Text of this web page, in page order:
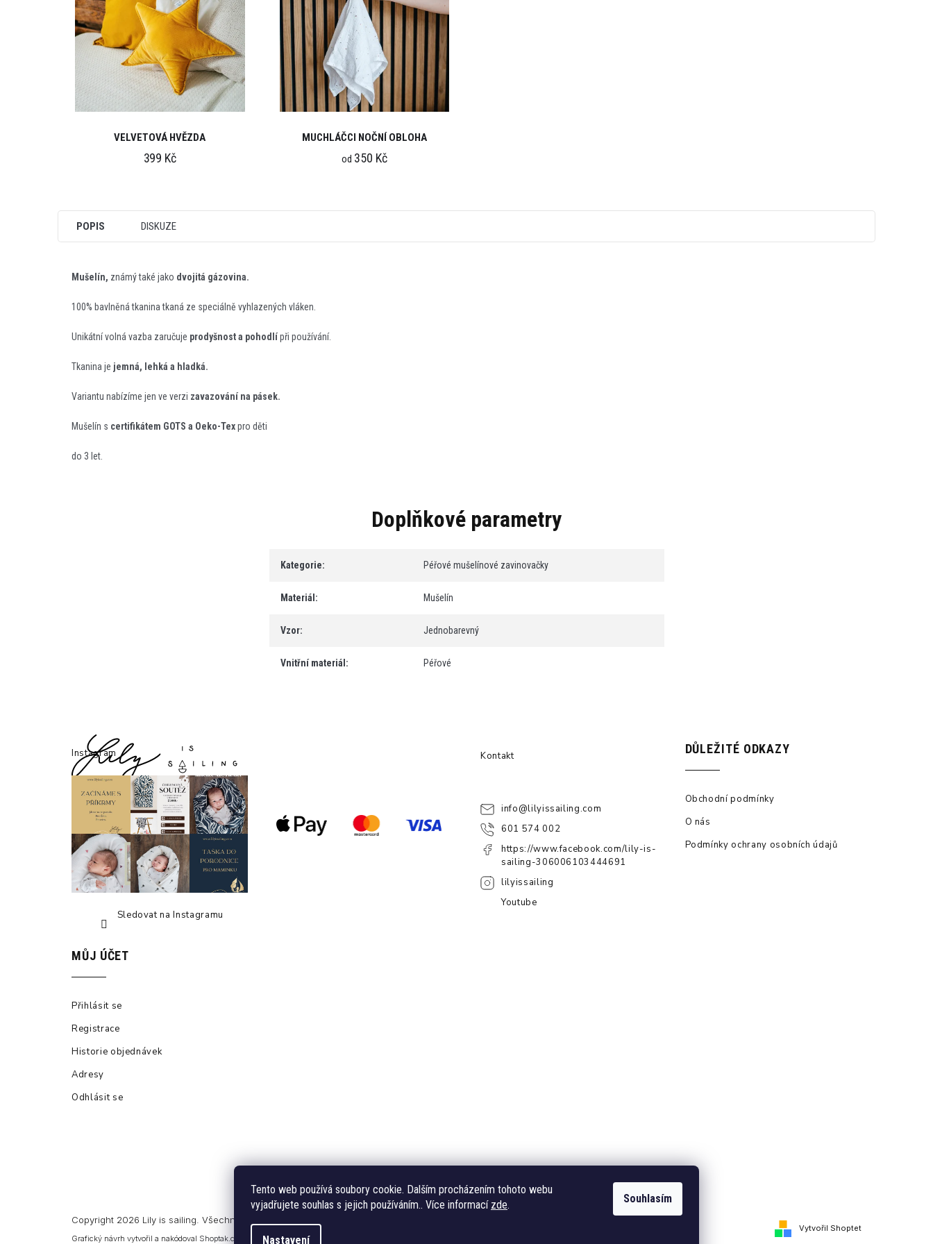
Tento web používá soubory cookie. Dalším procházením tohoto webu
vyjadřujete souhlas s jejich používáním.. Více informací zde.
Nastavení
Souhlasím
VELVETOVÁ HVĚZDA
399 Kč
MUCHLÁČCI NOČNÍ OBLOHA
od 350 Kč
POPIS DISKUZE
Mušelín, známý také jako dvojitá gázovina.
100% bavlněná tkanina tkaná ze speciálně vyhlazených vláken.
Unikátní volná vazba zaručuje prodyšnost a pohodlípři používání.
Tkanina je jemná, lehká a hladká.
Variantu nabízíme jen ve verzi zavazování na pásek.
Mušelín s certifikátem GOTS a Oeko-Texpro děti
do 3 let.
Doplňkové parametry
Kategorie: Péřové mušelínové zavinovačky
Materiál: Mušelín
Vzor: Jednobarevný
Vnitřní materiál: Péřové
Instagram
Sledovat na Instagramu
Kontakt
info@lilyissailing.com
601 574 002
https://www.facebook.com/lily-is-
sailing-306006103444691
lilyissailing
Youtube
DŮLEŽITÉ ODKAZY
Obchodní podmínky
O nás
Podmínky ochrany osobních údajů
MŮJ ÚČET
Přihlásit se
Registrace
Historie objednávek
Adresy
Odhlásit se
Vytvořil Shoptet
Copyright 2026 Lily is sailing . Všechna práva vyhrazena.
Grafický návrh vytvořil a nakódoval Shoptak.cz